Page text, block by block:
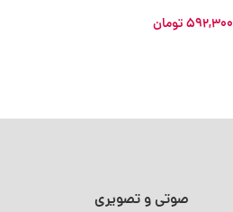
592,300تومان
صوتی و تصویری